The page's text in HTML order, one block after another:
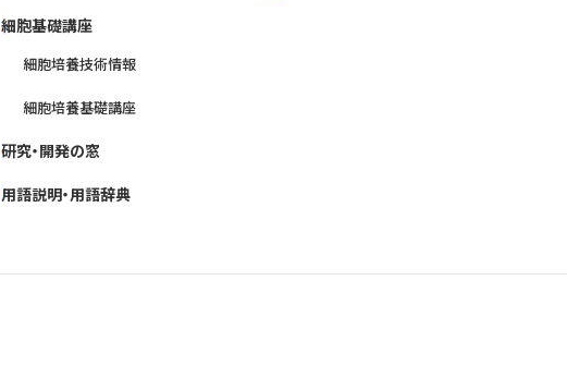
細胞基礎講座
細胞培養技術情報
細胞培養基礎講座
研究・開発の窓
用語説明・用語辞典